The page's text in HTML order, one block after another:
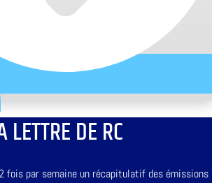
LETTRE DE RC
fois par semaine un récapitulatif des émissions